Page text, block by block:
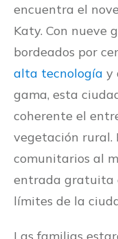
encuentra el
Katy. Con nueve
bordeados por
alta tecnología y
gama, esta
coherente el
vegetación rural.
comunitarios al
entrada gratuita
límites de la
Las familias